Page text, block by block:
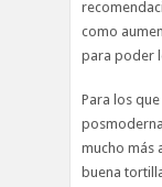
como
para poder
Para los
mucho más
buena